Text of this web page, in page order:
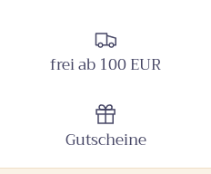
frei ab 100 EUR
Gutscheine